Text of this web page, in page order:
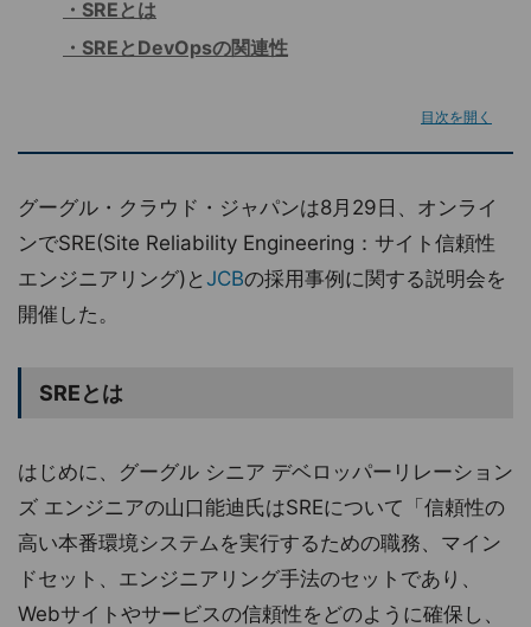
SREとは
SREとDevOpsの関連性
目次を開く
グーグル・クラウド・ジャパンは8月29日、オンライ
ンでSRE(Site Reliability Engineering：サイト信頼性
エンジニアリング)と JCBの採用事例に関する説明会を
開催した。
SREとは
はじめに、グーグル シニア デベロッパーリレーション
ズ エンジニアの山口能迪氏はSREについて「信頼性の
高い本番環境システムを実行するための職務、マイン
ドセット、エンジニアリング手法のセットであり、
Webサイトやサービスの信頼性をどのように確保し、